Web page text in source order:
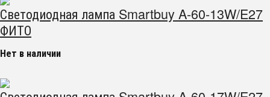
Светодиодная лампа Smartbuy A-60-13W/E27
ФИТО
Нет в наличии